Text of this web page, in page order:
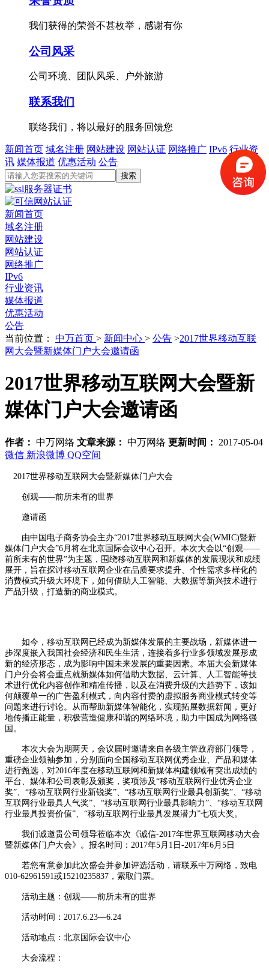
我们获得的荣誉不甚枚举，感谢有你
公司风采
公司环境、团队风采、户外旅游
联系我们
联络我们，将以最好的服务回馈您
新闻首页 域名注册 网站建设 网站认证 网络推广 IPv6 行业资
讯 媒体报道 优惠活动 公告
新闻首页
域名注册
网站建设
网站认证
网络推广
IPv6
行业资讯
媒体报道
优惠活动
公告
当前位置： 中万首页 > 新闻中心 > 公告 >2017世界移动互联
网大会暨新媒体门户大会邀请函
2017世界移动互联网大会暨新
媒体门户大会邀请函
作者： 中万网络 文章来源： 中万网络 更新时间： 2017-05-04
微信 新浪微博 QQ空间
2017世界移动互联网大会暨新媒体门户大会
创观——前所未有的世界
邀请函
由中国电子商务协会主办“2017世界移动互联网大会(WMIC)暨新
媒体门户大会”6月将在北京国际会议中心召开。本次大会以“创观——
前所未有的世界”为主题，围绕移动互联网和新媒体的发展现状和成绩
展开，旨在探讨移动互联网企业在品质要求提升、个性需求多样化的
消费模式升级大环境下，如何借助人工智能、大数据等新兴技术进行
产品升级，打造新的商业模式。
如今，移动互联网已经成为新媒体发展的主要战场，新媒体进一
步深度嵌入我国社会经济和民生生活，连接着多行业多领域发展形成
新的经济形态，成为影响中国未来发展的重要因素。本届大会新媒体
门户分会将会重点就新媒体如何借助大数据、云计算、人工智能等技
术进行优化内容创作和精准传播，以及在消费升级的大趋势下，该如
何颠覆单一的广告盈利模式，向内容付费的虚拟服务商业模式转变等
问题来进行讨论。从而帮助新媒体智能化，实现拓展数据新闻，更好
地传播正能量，积极营造健康和谐的网络环境，助力中国成为网络强
国。
本次大会为期两天，会议届时邀请来自各级主管政府部门领导，
重磅企业领袖参加，分别面向全国移动互联网优秀企业、产品和媒体
进行甄选，对2016年度在移动互联网和新媒体构建领域有突出成绩的
平台、媒体和公司表彰及颁奖，奖项涉及“移动互联网行业优秀企业
奖”、“移动互联网行业新锐奖”、“移动互联网行业最具创新奖”、“移动
互联网行业最具人气奖”、“移动互联网行业最具影响力”、“移动互联网
行业最具投资价值”、“移动互联网行业最具发展潜力”七项大奖。
我们诚邀贵公司领导莅临本次《诚信-2017年世界互联网移动大会
暨新媒体门户大会》。报名时间：2017年5月1日-2017年6月5日
若您有意参加此次盛会并参加评选活动，请联系中万网络，致电
010-62961591或15210235837，索取门票。
活动主题：创观——前所未有的世界
活动时间：2017.6.23—6.24
活动地点：北京国际会议中心
大会流程：